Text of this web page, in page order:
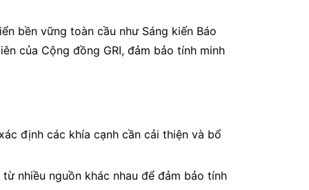
bền vững toàn cầu như Sáng kiến Báo
của Cộng đồng GRI, đảm bảo tính minh
định các khía cạnh cần cải thiện và bổ
nhiều nguồn khác nhau để đảm bảo tính